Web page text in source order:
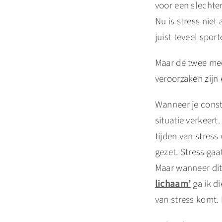
voor een
Nu is stress niet
juist teveel
Maar de twee
veroorzaken
Wanneer je
situatie
tijden van stress
gezet. Stress
Maar wanneer
lichaam’ga ik
van stress